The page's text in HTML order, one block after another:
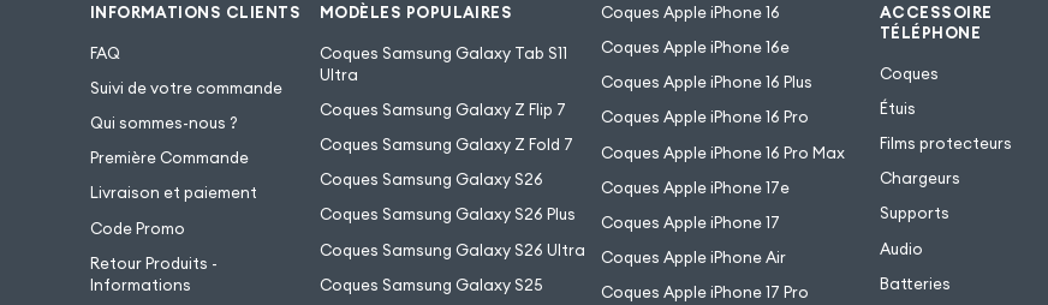
INFORMATIONS CLIENTS
FAQ
Suivi de votre commande
Qui sommes-nous ?
Première Commande
Livraison et paiement
Code Promo
Retour Produits -
Informations
MODÈLES POPULAIRES
Coques Samsung Galaxy Tab S11
Ultra
Coques Samsung Galaxy Z Flip 7
Coques Samsung Galaxy Z Fold 7
Coques Samsung Galaxy S26
Coques Samsung Galaxy S26 Plus
Coques Samsung Galaxy S26 Ultra
Coques Samsung Galaxy S25
Coques Apple iPhone 16
Coques Apple iPhone 16e
Coques Apple iPhone 16 Plus
Coques Apple iPhone 16 Pro
Coques Apple iPhone 16 Pro Max
Coques Apple iPhone 17e
Coques Apple iPhone 17
Coques Apple iPhone Air
Coques Apple iPhone 17 Pro
ACCESSOIRE
TÉLÉPHONE
Coques
Étuis
Films protecteurs
Chargeurs
Supports
Audio
Batteries